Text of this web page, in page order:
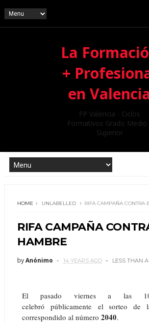
La
+
en
FP Valencia - Ciclos
Formativos Grado Medio
Superior
HOME UNLABELLED RIFA CAMPAÑA CONTRA
RIFA CAMPAÑA
HAMBRE
byAnónimo 14 YEARS AGO LESS THAN
El pasado viernes a las
celebró públicamente el sorteo
correspondido al número 2040.